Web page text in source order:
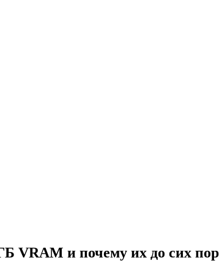
VRAM и почему их до сих пор